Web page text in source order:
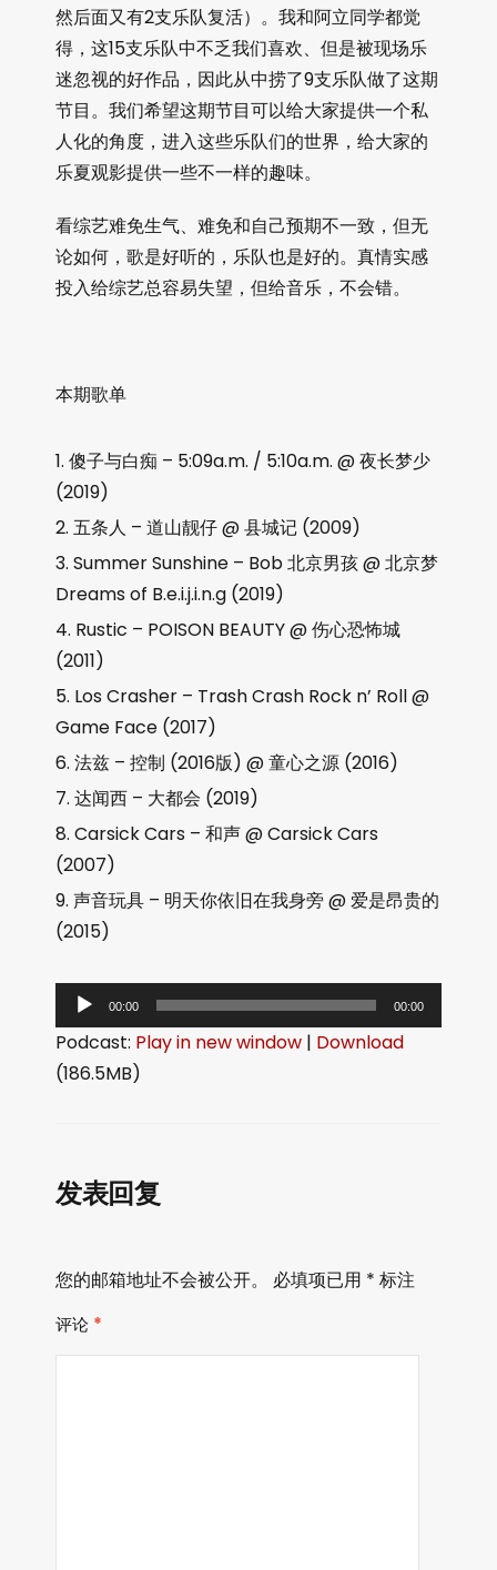
然后面又有2支乐队复活）。我和阿立同学都觉
得，这15支乐队中不乏我们喜欢、但是被现场乐
迷忽视的好作品，因此从中捞了9支乐队做了这期
节目。我们希望这期节目可以给大家提供一个私
人化的角度，进入这些乐队们的世界，给大家的
乐夏观影提供一些不一样的趣味。
看综艺难免生气、难免和自己预期不一致，但无
论如何，歌是好听的，乐队也是好的。真情实感
投入给综艺总容易失望，但给音乐，不会错。
本期歌单
傻子与白痴 – 5:09a.m. / 5:10a.m. @ 夜长梦少
(2019)
五条人 – 道山靓仔 @ 县城记 (2009)
Summer Sunshine – Bob 北京男孩 @ 北京梦
Dreams of B.e.i.j.i.n.g (2019)
Rustic – POISON BEAUTY @ 伤心恐怖城
(2011)
Los Crasher – Trash Crash Rock n’ Roll @
Game Face (2017)
法兹 – 控制 (2016版) @ 童心之源 (2016)
达闻西 – 大都会 (2019)
Carsick Cars – 和声 @ Carsick Cars
(2007)
声音玩具 – 明天你依旧在我身旁 @ 爱是昂贵的
(2015)
频
播
放
00:00 00:00
Podcast: Play in new window | Download
(186.5MB)
发表回复
您的邮箱地址不会被公开。 必填项已用 * 标注
评论 *